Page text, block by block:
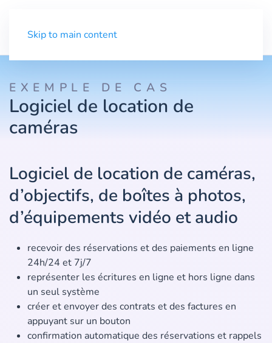
Skip to main content
EXEMPLE DE CAS
Logiciel de location de
caméras
Logiciel de location de caméras,
d’objectifs, de boîtes à photos,
d’équipements vidéo et audio
recevoir des réservations et des paiements en ligne
24h/24 et 7j/7
représenter les écritures en ligne et hors ligne dans
un seul système
créer et envoyer des contrats et des factures en
appuyant sur un bouton
confirmation automatique des réservations et rappels